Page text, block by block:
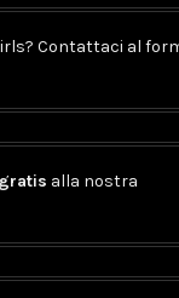
Contattaci al
gratis alla nostra